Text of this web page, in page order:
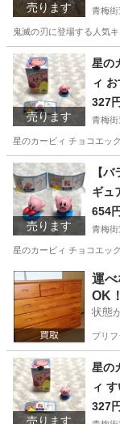
売ります 青梅街
鬼滅の刃に登場する人気
東京 小平市 青
売ります
星の
ィ
327円
青梅街
星のカービィ チョコエッ
東京 小平市 青
売ります
【
ギュ
654円
青梅街
星のカービィ チョコエッ
東京 小平市 青
運べ
OK！
状態
プリフ
売ります
星の
ィ
327円